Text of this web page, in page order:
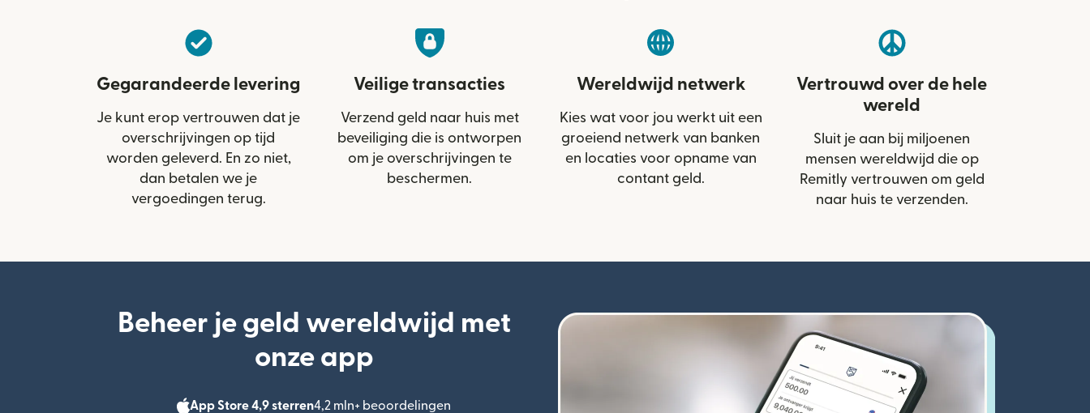
Gegarandeerde levering
Je kunt erop vertrouwen dat je
overschrijvingen op tijd
worden geleverd. En zo niet,
dan betalen we je
vergoedingen terug.
Veilige transacties
Verzend geld naar huis met
beveiliging die is ontworpen
om je overschrijvingen te
beschermen.
Wereldwijd netwerk
Kies wat voor jou werkt uit een
groeiend netwerk van banken
en locaties voor opname van
contant geld.
Vertrouwd over de hele
wereld
Sluit je aan bij miljoenen
mensen wereldwijd die op
Remitly vertrouwen om geld
naar huis te verzenden.
Beheer je geld wereldwijd met
onze app
App Store 4,9 sterren4,2 mln+ beoordelingen